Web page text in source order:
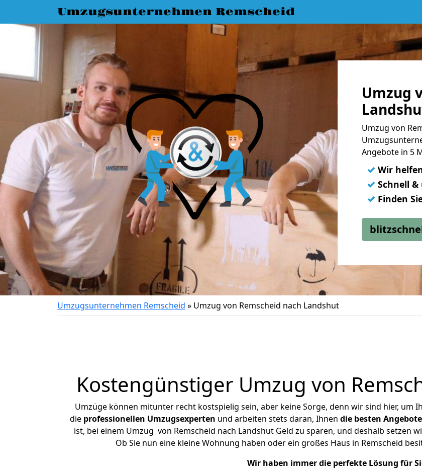
Umzugsunternehmen Remscheid
Umzug
Umzug von
Angebote in 5
✓ Wir
✓ Schnell
✓ Finden
Umzugsunternehmen Remscheid » Umzug von Remscheid nach Landshut
Kostengünstiger Umzug von
Umzüge können mitunter recht kostspielig sein, aber keine Sorge, denn wir sind hier, um
die professionellen Umzugsexperten und arbeiten stets daran, Ihnen die besten
ist, bei einem Umzug von Remscheid nach Landshut Geld zu sparen, und deshalb setzen
Ob Sie nun eine kleine Wohnung haben oder ein großes Haus in Remscheid
Wir haben immer die perfekte Lösung für